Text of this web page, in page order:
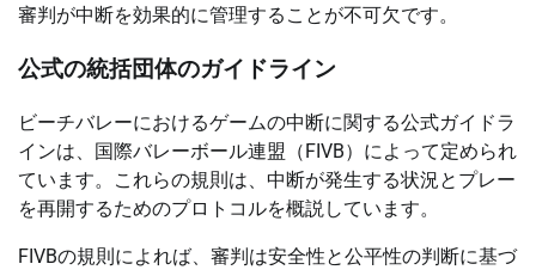
審判が中断を効果的に管理することが不可欠です。
公式の統括団体のガイドライン
ビーチバレーにおけるゲームの中断に関する公式ガイドラ
インは、国際バレーボール連盟（FIVB）によって定められ
ています。これらの規則は、中断が発生する状況とプレー
を再開するためのプロトコルを概説しています。
FIVBの規則によれば、審判は安全性と公平性の判断に基づ